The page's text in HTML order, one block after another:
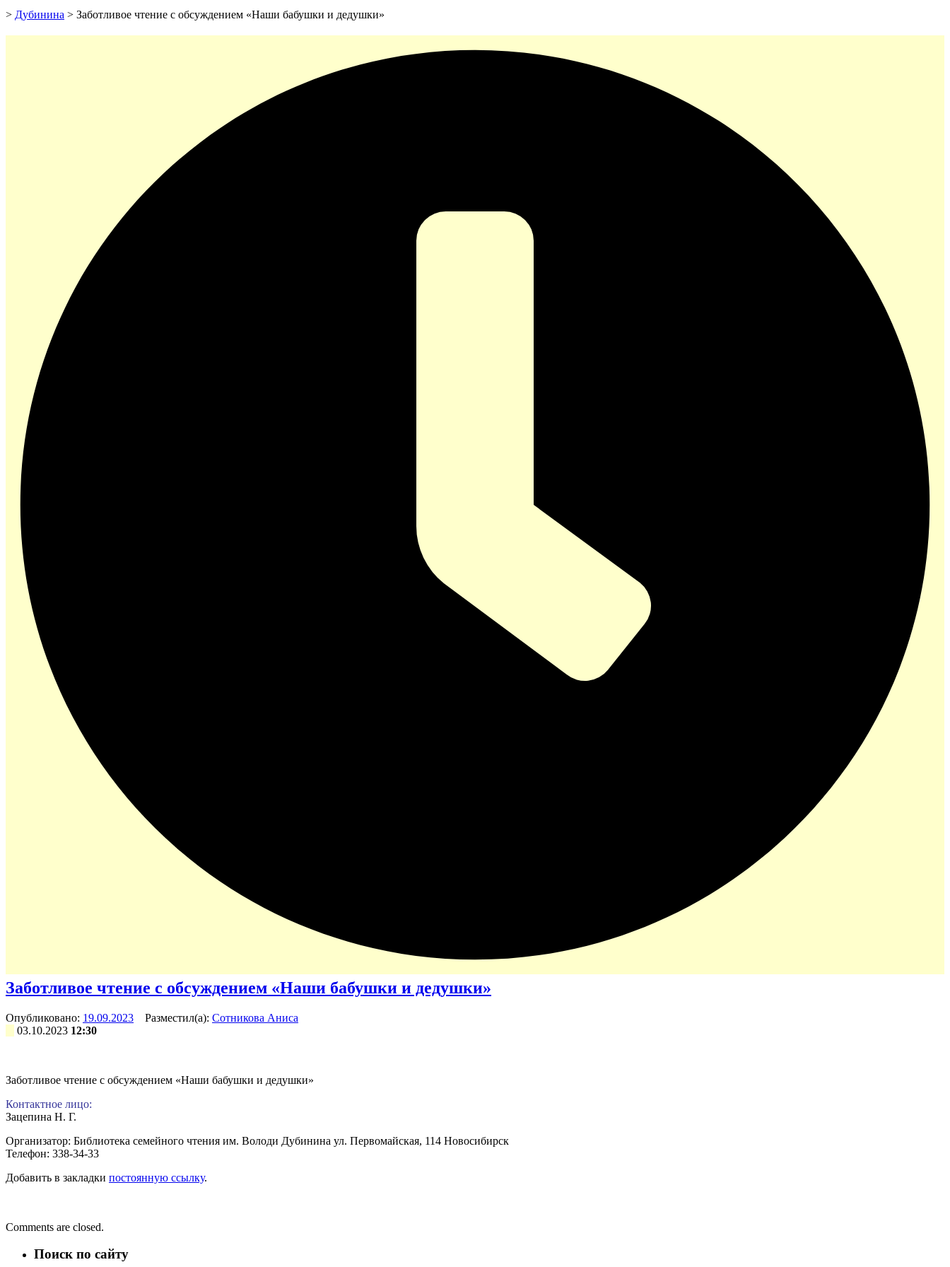
> Дубинина > Заботливое чтение с обсуждением «Наши бабушки и дедушки»
Заботливое чтение с обсуждением «Наши бабушки и дедушки»
Опубликовано: 19.09.2023 Разместил(а): Сотникова Аниса
03.10.2023 12:30
Заботливое чтение с обсуждением «Наши бабушки и дедушки»
Контактное лицо:
Зацепина Н. Г.
Организатор: Библиотека семейного чтения им. Володи Дубинина ул. Первомайская, 114 Новосибирск
Телефон: 338-34-33
Добавить в закладки постоянную ссылку.
Comments are closed.
Поиск по сайту